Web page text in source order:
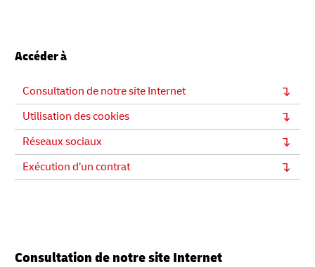
Accéder à
Consultation de notre site Internet
Utilisation des cookies
Réseaux sociaux
Exécution d’un contrat
Consultation de notre site Internet